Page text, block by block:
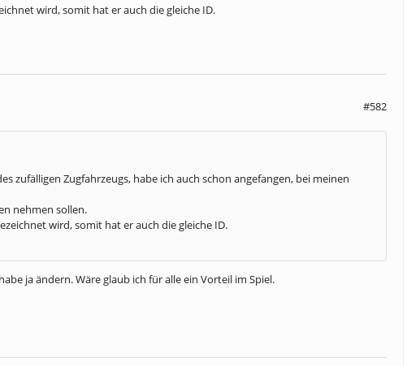
wird, somit hat er auch die gleiche ID.
#582
Zugfahrzeugs, habe ich auch schon angefangen, bei meinen
nehmen sollen.
wird, somit hat er auch die gleiche ID.
ja ändern. Wäre glaub ich für alle ein Vorteil im Spiel.